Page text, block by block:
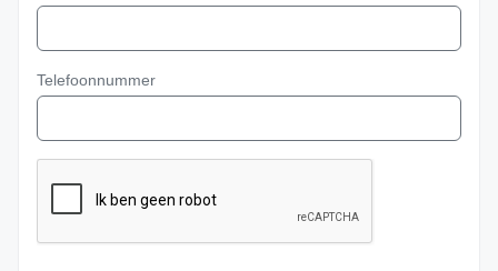
Telefoonnummer